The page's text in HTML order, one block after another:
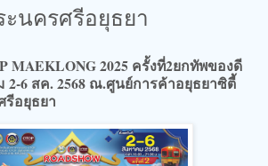
นครศรีอยุธยา
MAEKLONG 2025 ครั้งที่2ยกทัพของดี
2-6 สค. 2568 ณ.ศูนย์การค้าอยุธยาซิตี้
รีอยุธยา